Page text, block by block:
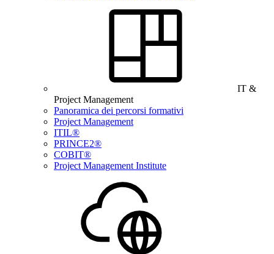
IT &
Project Management
Panoramica dei percorsi formativi
Project Management
ITIL®
PRINCE2®
COBIT®
Project Management Institute